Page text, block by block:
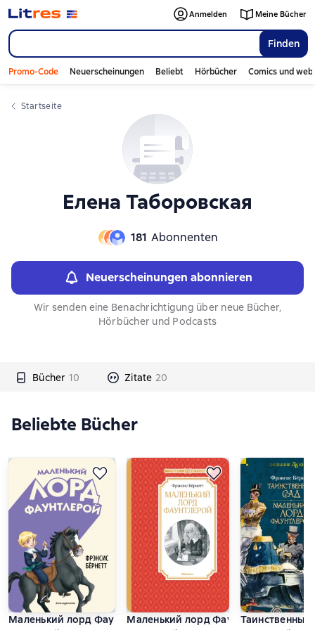
Finden
Anmelden Meine Bücher
Promo-Code Neuerscheinungen Beliebt Hörbücher Comics und
Startseite
Елена Таборовская
181 Abonnenten
Neuerscheinungen abonnieren
Wir senden eine Benachrichtigung über neue Bücher,
Hörbücher und Podcasts
Bücher 10 Zitate 20
Слайдер с книгами
Beliebte Bücher
Маленький лорд ФаунтлеройМаленький лорд Фаунтлерой
Слайдер с книгами